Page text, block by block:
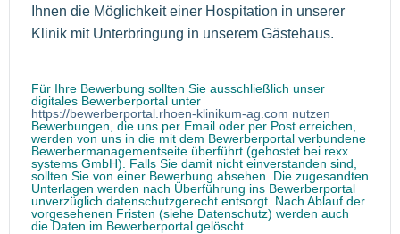
Ihnen die Möglichkeit einer Hospitation in unserer
Klinik mit Unterbringung in unserem Gästehaus.
Für Ihre Bewerbung sollten Sie ausschließlich unser
digitales Bewerberportal unter
https://bewerberportal.rhoen-klinikum-ag.com nutzen
Bewerbungen, die uns per Email oder per Post erreichen,
werden von uns in die mit dem Bewerberportal verbundene
Bewerbermanagementseite überführt (gehostet bei rexx
systems GmbH). Falls Sie damit nicht einverstanden sind,
sollten Sie von einer Bewerbung absehen. Die zugesandten
Unterlagen werden nach Überführung ins Bewerberportal
unverzüglich datenschutzgerecht entsorgt. Nach Ablauf der
vorgesehenen Fristen (siehe Datenschutz) werden auch
die Daten im Bewerberportal gelöscht.